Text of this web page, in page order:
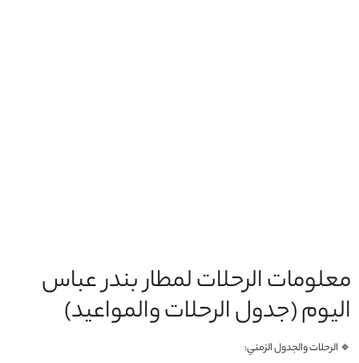
معلومات الرحلات لمطار بندر عباس
اليوم (جدول الرحلات والمواعيد)
🔹 الرحلات والجدول الزمني: